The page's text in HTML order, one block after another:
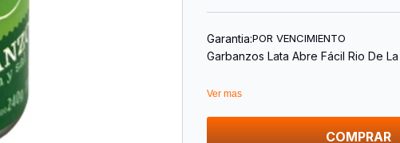
Garantia:POR VENCIMIENTO
Garbanzos Lata Abre Fácil Rio De
Ver mas
COMPRAR